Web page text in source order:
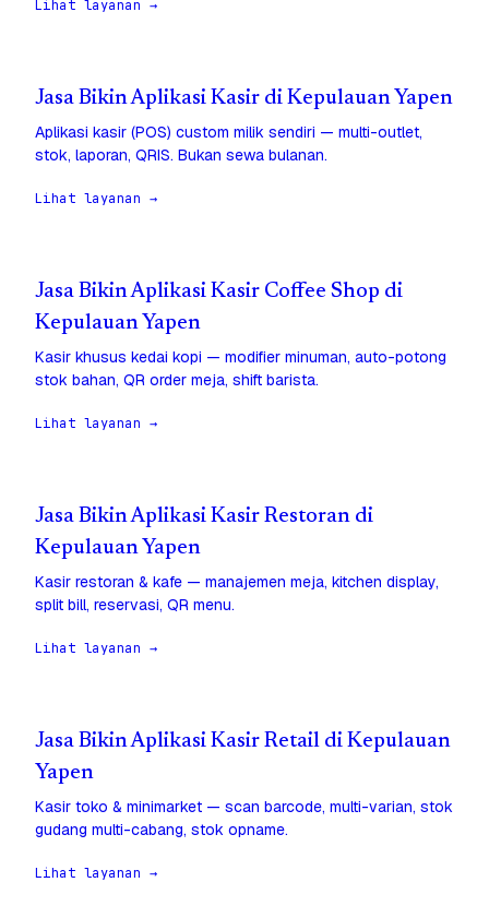
Lihat layanan →
Jasa Bikin Aplikasi Kasir di Kepulauan Yapen
Aplikasi kasir (POS) custom milik sendiri — multi-outlet,
stok, laporan, QRIS. Bukan sewa bulanan.
Lihat layanan →
Jasa Bikin Aplikasi Kasir Coffee Shop di
Kepulauan Yapen
Kasir khusus kedai kopi — modifier minuman, auto-potong
stok bahan, QR order meja, shift barista.
Lihat layanan →
Jasa Bikin Aplikasi Kasir Restoran di
Kepulauan Yapen
Kasir restoran & kafe — manajemen meja, kitchen display,
split bill, reservasi, QR menu.
Lihat layanan →
Jasa Bikin Aplikasi Kasir Retail di Kepulauan
Yapen
Kasir toko & minimarket — scan barcode, multi-varian, stok
gudang multi-cabang, stok opname.
Lihat layanan →